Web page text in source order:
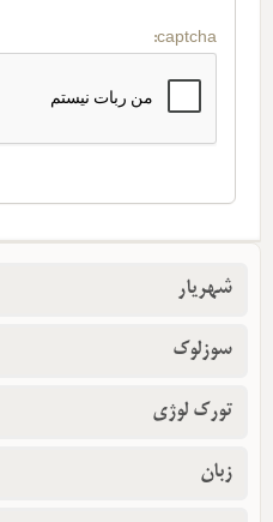
captcha:
شهریار
سوزلوک
تورک لوژی
زبان